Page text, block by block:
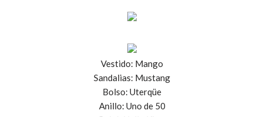
Vestido: Mango
Sandalias: Mustang
Bolso: Uterqüe
Anillo: Uno de 50